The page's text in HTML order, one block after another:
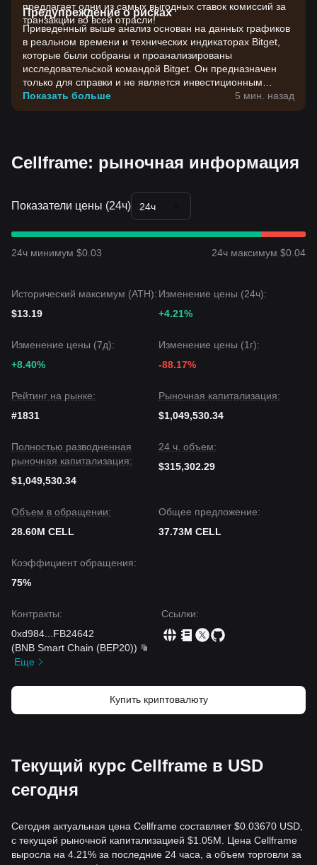
предлагает одни из самых выгодных ставок комиссий за
транзакции во всей отрасли!
Предупреждение о рисках
Приведенный выше анализ основан на данных графиков
в реальном времени и технических индикаторах Bitget,
которые были собраны и проанализированы
исследовательской командой Bitget. Он предназначен
только для справки и не является инвестиционным
советом. Цены на криптовалюты отличаются высокой
волатильностью. Принимайте инвестиционные решения
Показать больше 5 мин. назад
Cellframe: рыночная информация
Показатели цены (24ч) 24ч
24ч минимум $0.03 24ч максимум $0.04
Исторический максимум (ATH):
$13.19
Изменение цены (24ч):
+4.21%
Изменение цены (7д):
+8.40%
Изменение цены (1г):
-88.17%
Рейтинг на рынке:
#1831
Рыночная капитализация:
$1,049,530.34
Полностью разводненная
рыночная капитализация:
$1,049,530.34
24 ч. объем:
$315,302.29
Объем в обращении:
28.60M CELL
Общее предложение:
37.73M CELL
Коэффициент обращения:
75%
Контракты:
0xd984
FB24642
(BNB Smart Chain (BEP20))
Еще
Ссылки:
Купить криптовалюту
Текущий курс Cellframe в USD
сегодня
Сегодня актуальная цена Cellframe составляет $0.03670 USD,
с текущей рыночной капитализацией $1.05M. Цена Cellframe
выросла на 4.21% за последние 24 часа, а объем торговли за